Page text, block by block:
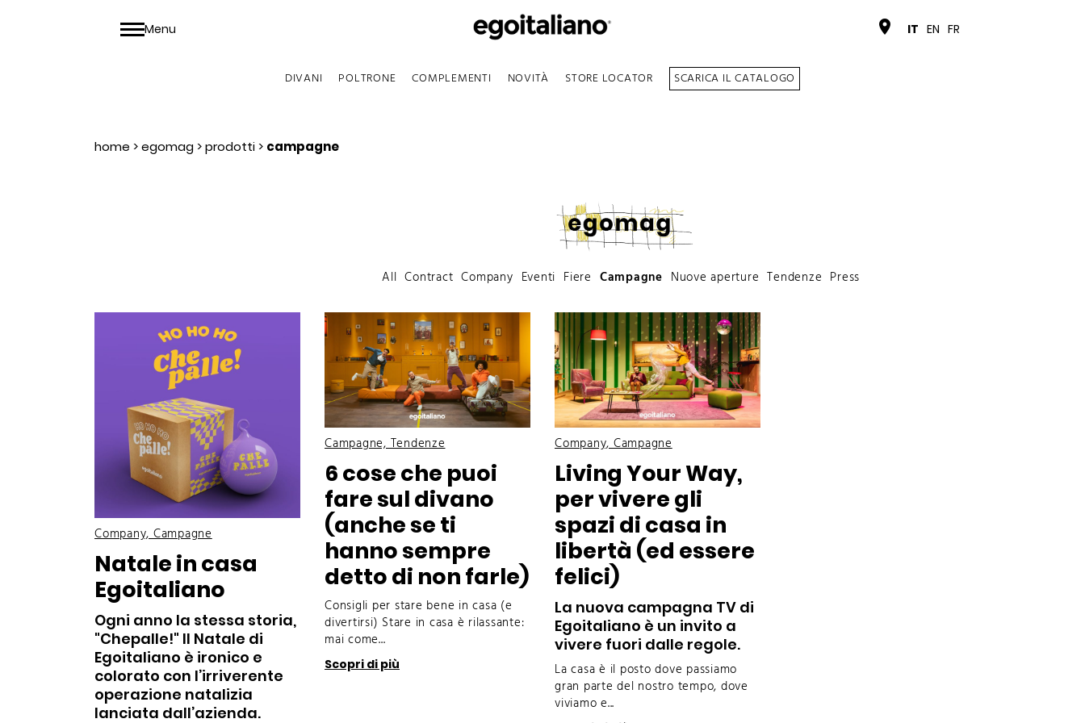
Menu IT EN FR
place
DIVANI POLTRONE COMPLEMENTI NOVITÀ STORE LOCATOR SCARICA IL CATALOGO
home >egomag>prodotti> campagne
All Contract Company Eventi Fiere Campagne Nuove aperture Tendenze Press
Company, Campagne
Natale in casa
Egoitaliano
Ogni anno la stessa storia,
"Chepalle!" Il Natale di
Egoitaliano è ironico e
colorato con l’irriverente
operazione natalizia
lanciata dall’azienda.
Campagne, Tendenze
6 cose che puoi
fare sul divano
(anche se ti
hanno sempre
detto di non farle)
Consigli per stare bene in casa (e
divertirsi) Stare in casa è rilassante:
mai come...
Scopri di più
Company, Campagne
Living Your Way,
per vivere gli
spazi di casa in
libertà (ed essere
felici)
La nuova campagna TV di
Egoitaliano è un invito a
vivere fuori dalle regole.
La casa è il posto dove passiamo
gran parte del nostro tempo, dove
viviamo e...